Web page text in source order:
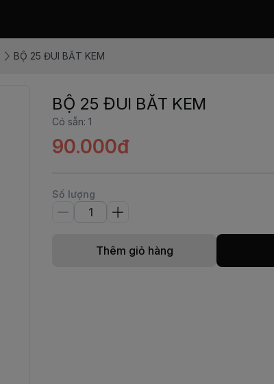
BỘ 25 ĐUI BĂT KEM
BỘ 25 ĐUI BĂT KEM
Có sẵn: 1
90.000đ
Số lượng
Thêm giỏ hàng